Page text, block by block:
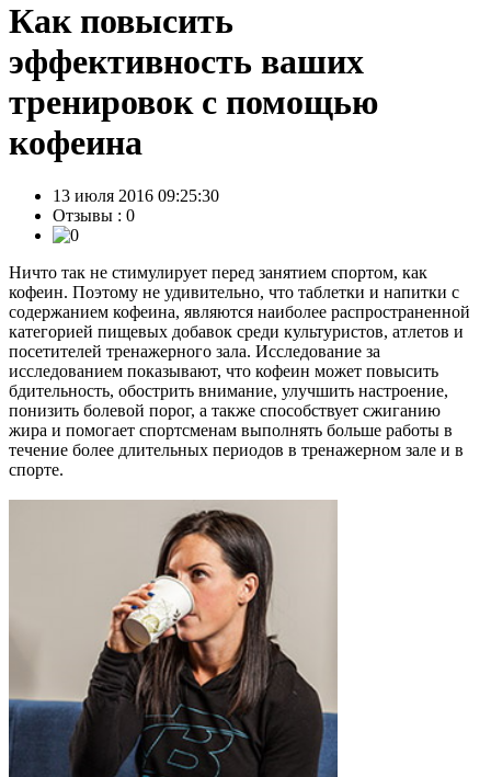
Как повысить
эффективность ваших
тренировок с помощью
кофеина
13 июля 2016 09:25:30
Отзывы : 0
Ничто так не стимулирует перед занятием спортом, как
кофеин. Поэтому не удивительно, что таблетки и напитки с
содержанием кофеина, являются наиболее распространенной
категорией пищевых добавок среди культуристов, атлетов и
посетителей тренажерного зала. Исследование за
исследованием показывают, что кофеин может повысить
бдительность, обострить внимание, улучшить настроение,
понизить болевой порог, а также способствует сжиганию
жира и помогает спортсменам выполнять больше работы в
течение более длительных периодов в тренажерном зале и в
спорте.